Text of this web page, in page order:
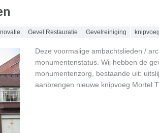
Gevel Restauratie Gevelreiniging knipvoeg
Deze voormalige ambachtslieden /
monumentenstatus. Wij hebben de
monumentenzorg, bestaande uit:
aanbrengen nieuwe knipvoeg Mortel